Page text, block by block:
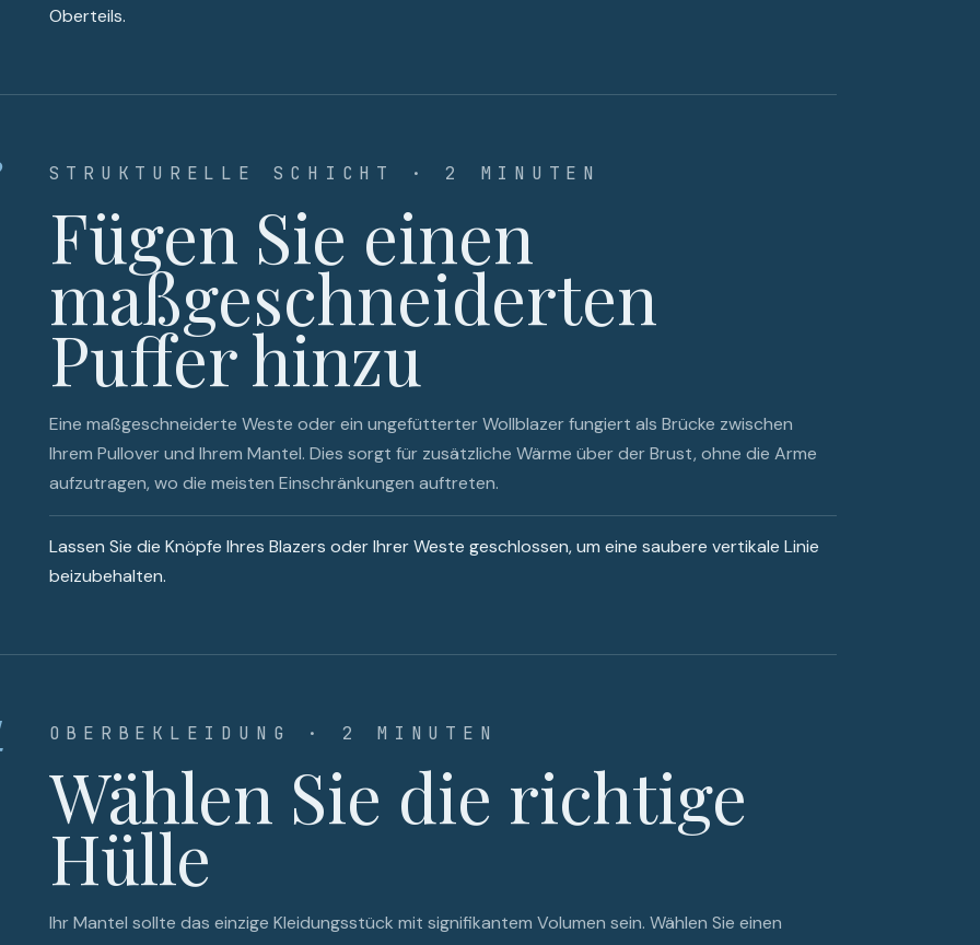
Oberteils.
STRUKTURELLE SCHICHT · 2 MINUTEN
Fügen Sie einen
maßgeschneiderten
Puffer hinzu
Eine maßgeschneiderte Weste oder ein ungefütterter Wollblazer fungiert als Brücke zwischen
Ihrem Pullover und Ihrem Mantel. Dies sorgt für zusätzliche Wärme über der Brust, ohne die Arme
aufzutragen, wo die meisten Einschränkungen auftreten.
Lassen Sie die Knöpfe Ihres Blazers oder Ihrer Weste geschlossen, um eine saubere vertikale Linie
beizubehalten.
OBERBEKLEIDUNG · 2 MINUTEN
Wählen Sie die richtige
Hülle
Ihr Mantel sollte das einzige Kleidungsstück mit signifikantem Volumen sein. Wählen Sie einen